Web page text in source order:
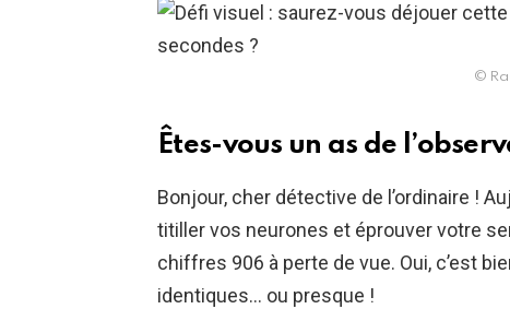
©
Êtes-vous un as de
Bonjour, cher détective de l’ordinaire !
titiller vos neurones et éprouver votre
chiffres 906 à perte de vue. Oui, c’est
identiques… ou presque !